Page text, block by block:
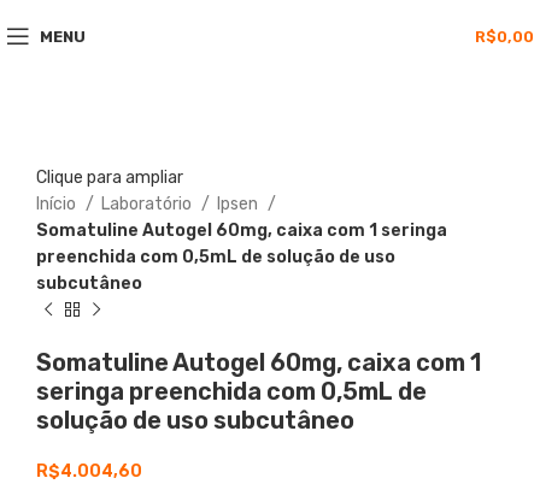
MENU R$0,00
Clique para ampliar
Início
Laboratório
Ipsen
Somatuline Autogel 60mg, caixa com 1 seringa
preenchida com 0,5mL de solução de uso
subcutâneo
SomatulineAutogel 60mg, caixa com 1
seringa preenchida com 0,5mL de
solução de uso subcutâneo
R$4.004,60